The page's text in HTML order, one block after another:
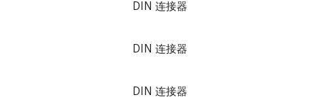
DIN 连接器
DIN 连接器
DIN 连接器